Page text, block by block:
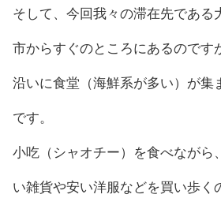
そして、今回我々の滞在先である
市からすぐのところにあるのです
沿いに食堂（海鮮系が多い）が集
です。
小吃（シャオチー）を食べながら
い雑貨や安い洋服などを買い歩く